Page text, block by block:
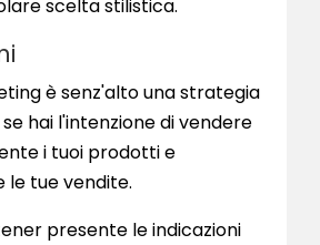
scelta stilistica.
è senz'alto una strategia
hai l'intenzione di vendere
i tuoi prodotti e
le tue vendite.
presente le indicazioni